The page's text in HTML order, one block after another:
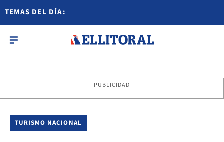
TEMAS DEL DÍA:
PUBLICIDAD
TURISMO NACIONAL